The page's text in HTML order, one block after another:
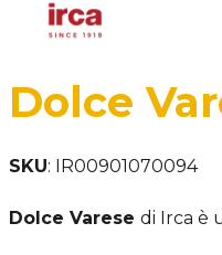
Dolce
SKU: IR00901070094
Dolce Varese di Irca è